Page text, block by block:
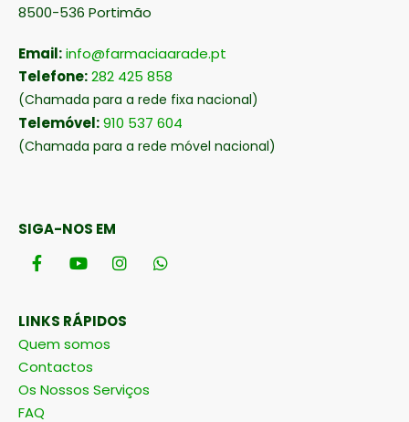
8500-536 Portimão
Email:info@farmaciaarade.pt
Telefone:282 425 858
(Chamada para a rede fixa nacional)
Telemóvel:910 537 604
(Chamada para a rede móvel nacional)
SIGA-NOS EM
LINKS RÁPIDOS
Quem somos
Contactos
Os Nossos Serviços
FAQ